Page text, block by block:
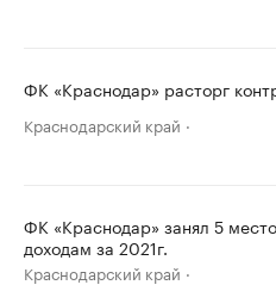
ФК «Краснодар» расторг
Краснодарский край
ФК «Краснодар» занял 5
доходам за 2021г.
Краснодарский край